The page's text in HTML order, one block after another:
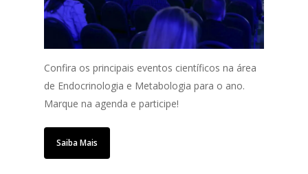
Confira os principais eventos científicos na área
de Endocrinologia e Metabologia para o ano.
Marque na agenda e participe!
Saiba Mais